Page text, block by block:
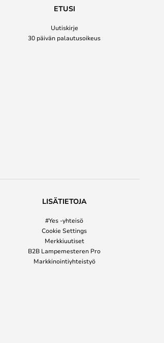
ETUSI
Uutiskirje
30 päivän palautusoikeus
LISÄTIETOJA
#Yes -yhteisö
Cookie Settings
Merkkiuutiset
B2B Lampemesteren Pro
Markkinointiyhteistyö